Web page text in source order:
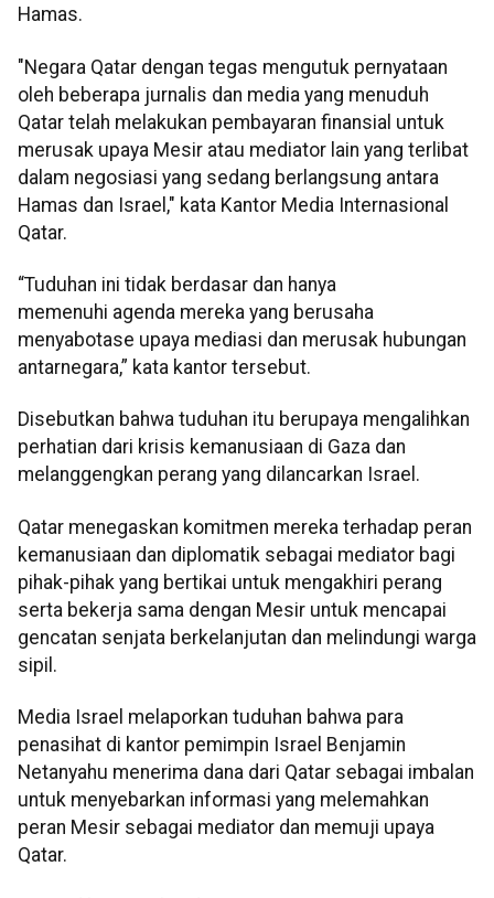
Hamas.
"Negara Qatar dengan tegas mengutuk pernyataan
oleh beberapa jurnalis dan media yang menuduh
Qatar telah melakukan pembayaran finansial untuk
merusak upaya Mesir atau mediator lain yang terlibat
dalam negosiasi yang sedang berlangsung antara
Hamas dan Israel," kata Kantor Media Internasional
Qatar.
“Tuduhan ini tidak berdasar dan hanya
memenuhi agenda mereka yang berusaha
menyabotase upaya mediasi dan merusak hubungan
antarnegara,” kata kantor tersebut.
Disebutkan bahwa tuduhan itu berupaya mengalihkan
perhatian dari krisis kemanusiaan di Gaza dan
melanggengkan perang yang dilancarkan Israel.
Qatar menegaskan komitmen mereka terhadap peran
kemanusiaan dan diplomatik sebagai mediator bagi
pihak-pihak yang bertikai untuk mengakhiri perang
serta bekerja sama dengan Mesir untuk mencapai
gencatan senjata berkelanjutan dan melindungi warga
sipil.
Media Israel melaporkan tuduhan bahwa para
penasihat di kantor pemimpin Israel Benjamin
Netanyahu menerima dana dari Qatar sebagai imbalan
untuk menyebarkan informasi yang melemahkan
peran Mesir sebagai mediator dan memuji upaya
Qatar.